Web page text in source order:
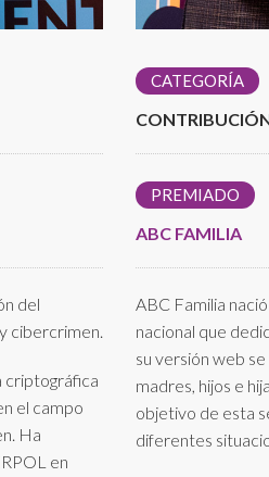
del
cibercrimen.
criptográfica
el campo
Ha
en
CATEGORÍA
PREMIADO
ABC FAMILIA
ABC Familia
nacional que
su versión web
madres, hijos e
objetivo de esta
diferentes